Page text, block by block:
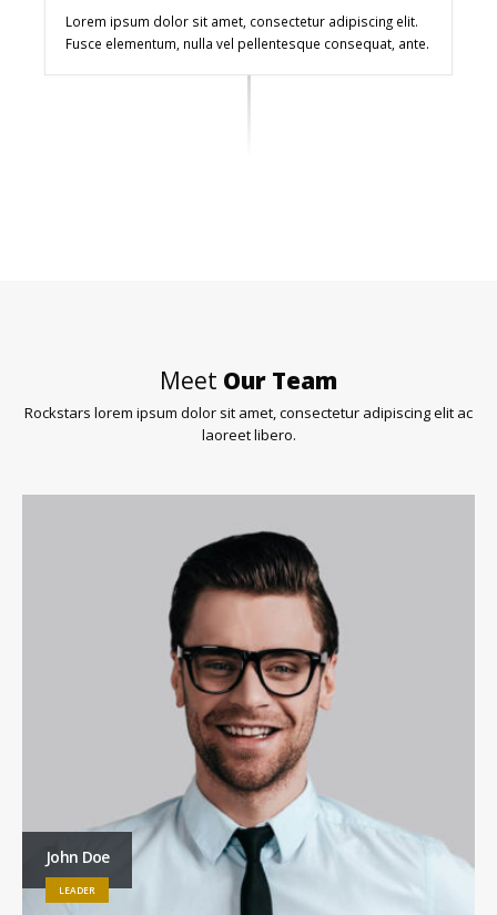
Lorem ipsum dolor sit amet, consectetur adipiscing elit.
Fusce elementum, nulla vel pellentesque consequat, ante.
Meet Our Team
Rockstars lorem ipsum dolor sit amet, consectetur adipiscing elit ac
laoreet libero.
John Doe
LEADER